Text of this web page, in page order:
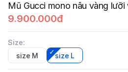
Mũ Gucci mono nâu vàng lưỡi
9.900.000đ
Size:
size M
size L